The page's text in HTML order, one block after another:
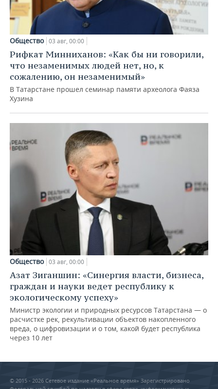
Общество 03 авг, 00:00
Рифкат Минниханов: «Как бы ни говорили,
что незаменимых людей нет, но, к
сожалению, он незаменимый»
В Татарстане прошел семинар памяти археолога Фаяза
Хузина
Общество 03 авг, 00:00
Азат Зиганшин: «Синергия власти, бизнеса,
граждан и науки ведет республику к
экологическому успеху»
Министр экологии и природных ресурсов Татарстана — о
расчистке рек, рекультивации объектов накопленного
вреда, о цифровизации и о том, какой будет республика
через 10 лет
© 2015 - 2026 Сетевое издание «Реальное время» Зарегистрировано